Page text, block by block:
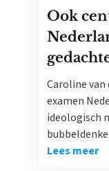
Ook
Caroline
examen
ideologisch
Lees meer